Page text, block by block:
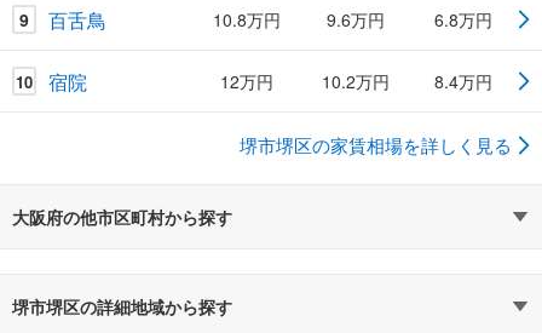
9 百舌鳥 10.8万円 9.6万円 6.8万円
10 宿院 12万円 10.2万円 8.4万円
堺市堺区の家賃相場を詳しく見る
大阪府の他市区町村から探す
堺市堺区の詳細地域から探す